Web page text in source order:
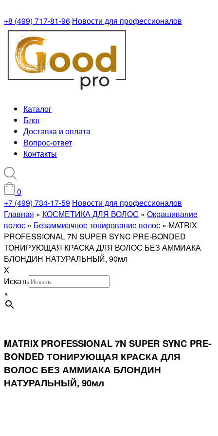
+8 (499) 717-81-96 Новости для профессионалов
Каталог
Блог
Доставка и оплата
Вопрос-ответ
Контакты
0
+7 (499) 734-17-59 Новости для профессионалов
Главная » КОСМЕТИКА ДЛЯ ВОЛОС » Окрашивание
волос » Безаммиачное тонирование волос » MATRIX
PROFESSIONAL 7N SUPER SYNC PRE-BONDED
ТОНИРУЮЩАЯ КРАСКА ДЛЯ ВОЛОС БЕЗ АММИАКА
БЛОНДИН НАТУРАЛЬНЫЙ, 90мл
X
Искать
×
MATRIX PROFESSIONAL 7N SUPER SYNC PRE-
BONDED ТОНИРУЮЩАЯ КРАСКА ДЛЯ
ВОЛОС БЕЗ АММИАКА БЛОНДИН
НАТУРАЛЬНЫЙ, 90мл